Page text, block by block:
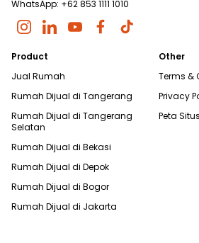
WhatsApp: +62 853 1111 1010
Product
Jual Rumah
Rumah Dijual di Tangerang
Rumah Dijual di Tangerang
Selatan
Rumah Dijual di Bekasi
Rumah Dijual di Depok
Rumah Dijual di Bogor
Rumah Dijual di Jakarta
Other
Terms &
Privacy
Peta Situs